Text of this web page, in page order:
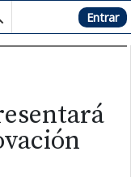
Hemeroteca Entrar